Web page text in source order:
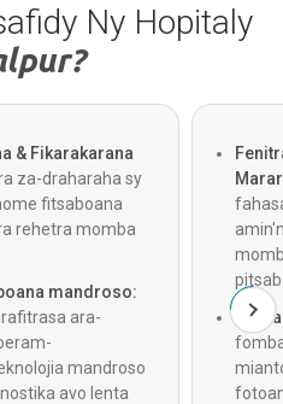
Ny Hopitaly
& Fikarakarana
za-draharaha sy
fitsaboana
rehetra momba
mandroso:
ara-
mandroso
avo lenta